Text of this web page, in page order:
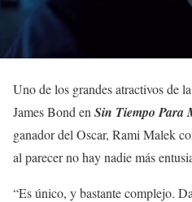
Uno de los grandes atractivos de
James Bond en Sin Tiempo Para
ganador del Oscar, Rami Malek
al parecer no hay nadie más
“Es único, y bastante complejo.